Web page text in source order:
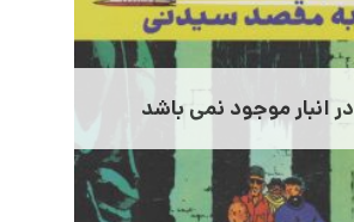
در انبار موجود نمی باشد